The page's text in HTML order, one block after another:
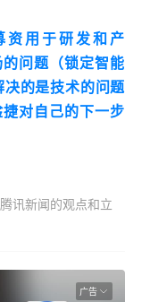
资用于研发和产
问题（锁定智能
的是技术的问题
捷对自己的下一步
讯新闻的观点和立
广告